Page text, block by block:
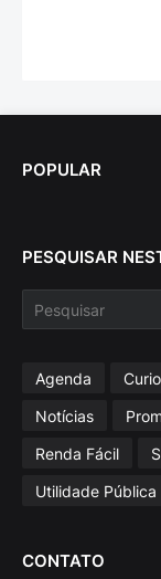
POPULAR
PESQUISAR
Agenda
Notícias
Renda Fácil
Utilidade Pública
CONTATO